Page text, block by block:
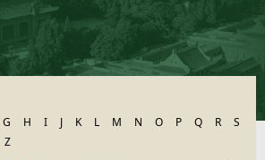
G H I J K L M N O P Q R
S
Z